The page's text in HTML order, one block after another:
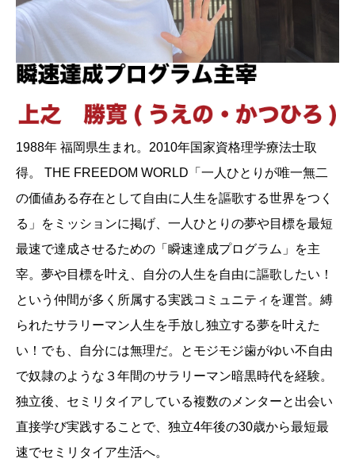
1988年 福岡県生まれ。2010年国家資格理学療法士取
得。 THE FREEDOM WORLD「一人ひとりが唯一無二
の価値ある存在として自由に人生を謳歌する世界をつく
る」をミッションに掲げ、一人ひとりの夢や目標を最短
最速で達成させるための「瞬速達成プログラム」を主
宰。夢や目標を叶え、自分の人生を自由に謳歌したい！
という仲間が多く所属する実践コミュニティを運営。縛
られたサラリーマン人生を手放し独立する夢を叶えた
い！でも、自分には無理だ。とモジモジ歯がゆい不自由
で奴隷のような３年間のサラリーマン暗黒時代を経験。
独立後、セミリタイアしている複数のメンターと出会い
直接学び実践することで、独立4年後の30歳から最短最
速でセミリタイア生活へ。